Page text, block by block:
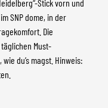
Stick vorn und
SNP dome, in der
Die
Must-
du’s magst. Hinweis: